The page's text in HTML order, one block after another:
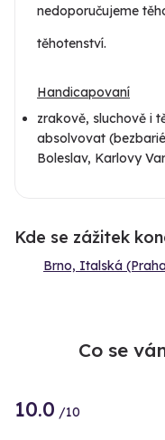
nedoporučujeme
těhotenství.
Handicapovaní
zrakově, sluchově i
absolvovat
Boleslav, Karlovy
Kde se zážitek
Brno, Italská
Co se
10.0 /10